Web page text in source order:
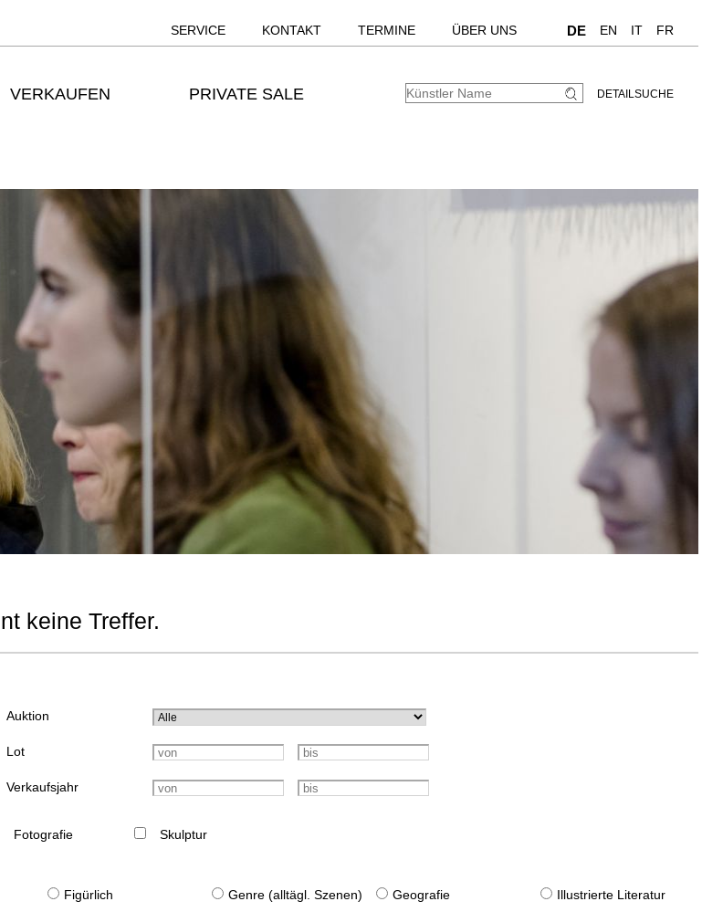
SERVICE KONTAKT TERMINE ÜBER UNS DE EN IT FR
VERKAUFEN PRIVATE SALE DETAILSUCHE
keine Treffer.
Auktion
Lot
Verkaufsjahr
Fotografie Skulptur
Figürlich Genre (alltägl. Szenen) Geografie
Illustrierte Literatur